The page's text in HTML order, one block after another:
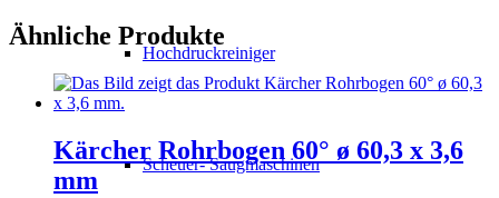
Hochdruckreiniger
Scheuer- Saugmaschinen
Ähnliche Produkte
Kärcher Rohrbogen 60° ø 60,3 x 3,6
mm